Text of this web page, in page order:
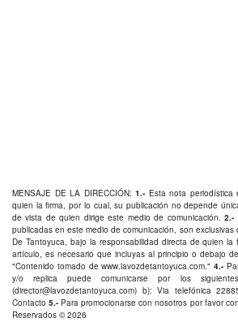
MENSAJE DE LA DIRECCIÓN:1.- Esta nota periodística
quien la firma, por lo cual, su publicación no depende
de vista de quien dirige este medio de comunicación.2.-
publicadas en este medio de comunicación, son exclusivas
De Tantoyuca, bajo la responsabilidad directa de quien la
artículo, es necesario que incluyas al principio o debajo
"Contenido tomado dewww.lavozdetantoyuca.com." 4.-
y/o replica puede comunicarse por los
(director@lavozdetantoyuca.com) b): Via telefónica
Contacto 5.- Para promocionarse con nosotros por favor
Reservados © 2026